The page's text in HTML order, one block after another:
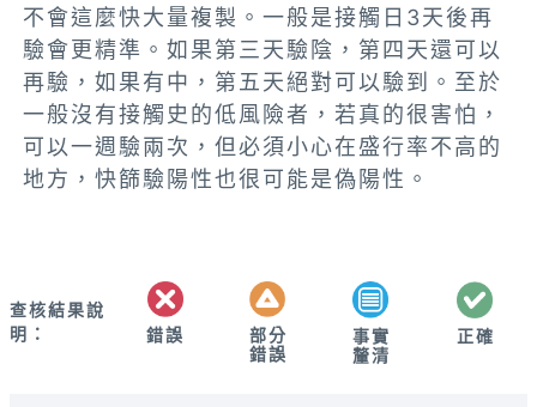
不會這麼快大量複製。一般是接觸日3天後再
驗會更精準。如果第三天驗陰，第四天還可以
再驗，如果有中，第五天絕對可以驗到。至於
一般沒有接觸史的低風險者，若真的很害怕，
可以一週驗兩次，但必須小心在盛行率不高的
地方，快篩驗陽性也很可能是偽陽性。
查核結果說
明：
錯誤
部分
錯誤
事實
釐清
正確